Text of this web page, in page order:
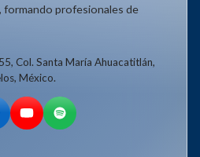
formando profesionales de
Col. Santa María Ahuacatitlán,
México.